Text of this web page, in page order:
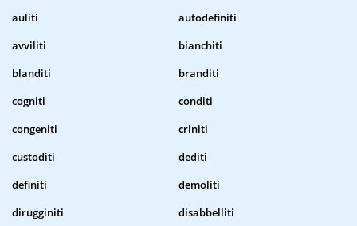
auliti
autodefiniti
avviliti
bianchiti
blanditi
branditi
cogniti
conditi
congeniti
criniti
custoditi
dediti
definiti
demoliti
dirugginiti
disabbelliti